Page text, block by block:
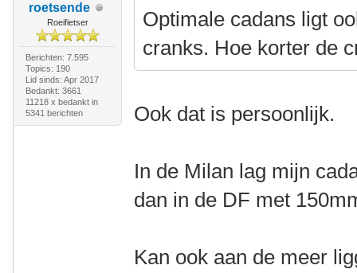
roetsende
Roeifietser
Berichten: 7.595
Topics: 190
Lid sinds: Apr 2017
Bedankt: 3661
11218 x bedankt in
5341 berichten
Optimale cadans ligt
cranks. Hoe korter de
Ook dat is persoonlijk.
In de Milan lag mijn
dan in de DF met
Kan ook aan de meer